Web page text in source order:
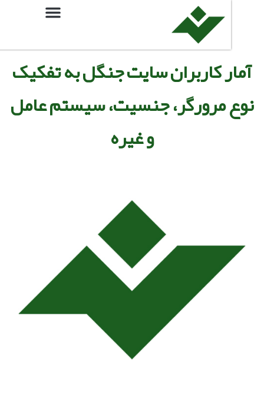
کاربران سایت جنگل به تفکیک
مرورگر، جنسیت، سیستم عامل
و غیره